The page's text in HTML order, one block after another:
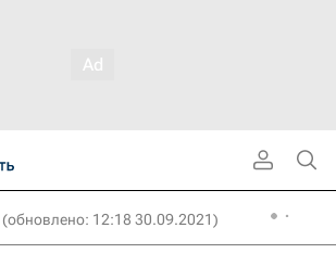
(обновлено: 12:18 30.09.2021)